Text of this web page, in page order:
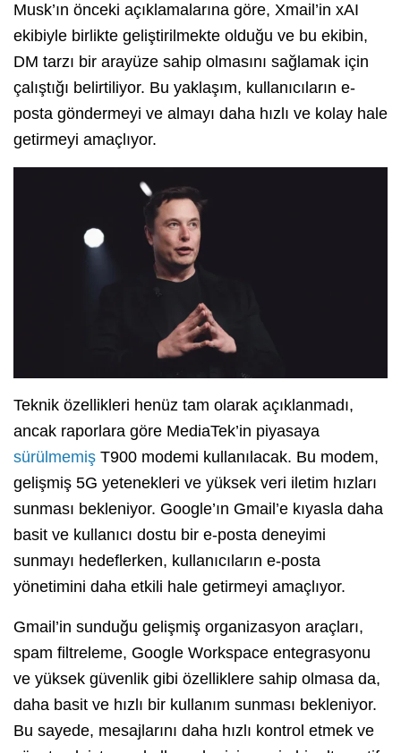
Musk’ın önceki açıklamalarına göre, Xmail’in xAI
ekibiyle birlikte geliştirilmekte olduğu ve bu ekibin,
DM tarzı bir arayüze sahip olmasını sağlamak için
çalıştığı belirtiliyor. Bu yaklaşım, kullanıcıların e-
posta göndermeyi ve almayı daha hızlı ve kolay hale
getirmeyi amaçlıyor.
Teknik özellikleri henüz tam olarak açıklanmadı,
ancak raporlara göre MediaTek’in piyasaya
sürülmemiş T900 modemi kullanılacak. Bu modem,
gelişmiş 5G yetenekleri ve yüksek veri iletim hızları
sunması bekleniyor. Google’ın Gmail’e kıyasla daha
basit ve kullanıcı dostu bir e-posta deneyimi
sunmayı hedeflerken, kullanıcıların e-posta
yönetimini daha etkili hale getirmeyi amaçlıyor.
Gmail’in sunduğu gelişmiş organizasyon araçları,
spam filtreleme, Google Workspace entegrasyonu
ve yüksek güvenlik gibi özelliklere sahip olmasa da,
daha basit ve hızlı bir kullanım sunması bekleniyor.
Bu sayede, mesajlarını daha hızlı kontrol etmek ve